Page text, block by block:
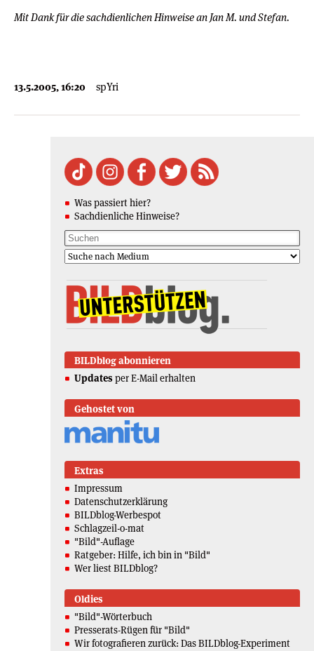
Mit Dank für die sachdienlichen Hinweise an Jan M. und Stefan.
13.5.2005, 16:20 spYri
Was passiert hier?
Sachdienliche Hinweise?
BILDblog abonnieren
Updates per E-Mail erhalten
Gehostet von
Extras
Impressum
Datenschutzerklärung
BILDblog-Werbespot
Schlagzeil-o-mat
"Bild"-Auflage
Ratgeber: Hilfe, ich bin in "Bild"
Wer liest BILDblog?
Oldies
"Bild"-Wörterbuch
Presserats-Rügen für "Bild"
Wir fotografieren zurück: Das BILDblog-Experiment